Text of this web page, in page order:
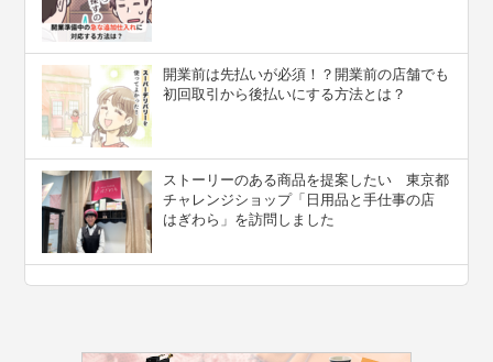
開業前は先払いが必須！？開業前の店舗でも
初回取引から後払いにする方法とは？
ストーリーのある商品を提案したい 東京都
チャレンジショップ「日用品と手仕事の店
はぎわら」を訪問しました